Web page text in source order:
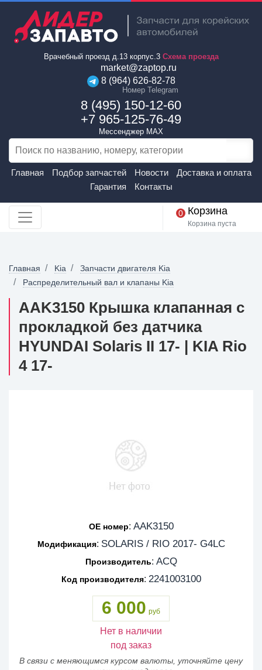
Врачебный проезд д.13 корпус.3 Схема проезда
market@zaptop.ru
8 (964) 626-82-78
Номер Telegram
8 (495) 150-12-60
+7 965-125-76-49
Мессенджер MAX
Главная Подбор запчастей Новости
Доставка и оплата
Гарантия
Контакты
0 Корзина
Корзина пуста
Главная Kia
Запчасти двигателя Kia
Распределительный вал и клапаны Kia
AAK3150 Крышка клапанная с
прокладкой без датчика
HYUNDAI Solaris II 17- | KIA Rio
4 17-
OE номер: AAK3150
Модификация: SOLARIS / RIO 2017- G4LC
Производитель: ACQ
Код производителя: 2241003100
6 000 руб
Нет в наличии
под заказ
В связи с меняющимся курсом валюты, уточняйте цену